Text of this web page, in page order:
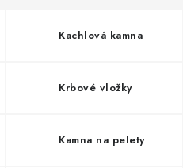
Kachlová kamna
Krbové vložky
Kamna na pelety